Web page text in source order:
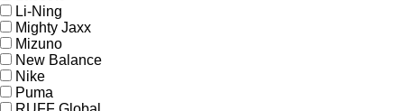
Li-Ning
Mighty Jaxx
Mizuno
New Balance
Nike
Puma